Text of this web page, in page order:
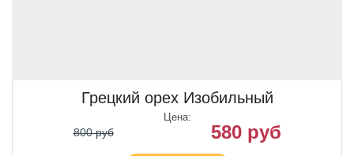
Грецкий орех Изобильный
Цена:
800 руб 580 руб